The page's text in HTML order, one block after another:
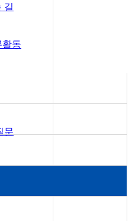
길
활동
문
위과정